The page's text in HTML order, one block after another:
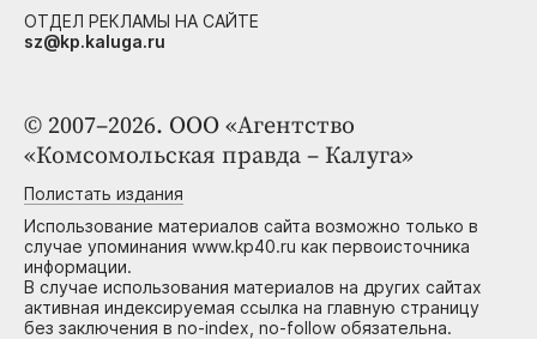
© 2007–2026. ООО «Агентство
«Комсомольская правда – Калуга»
Полистать издания
Использование материалов сайта возможно только в
случае упоминания www.kp40.ru как первоисточника
информации.
В случае использования материалов на других сайтах
активная индексируемая ссылка на главную страницу
без заключения в no-index, no-follow обязательна.
ОТДЕЛ РЕКЛАМЫ НА САЙТЕ
sz@kp.kaluga.ru